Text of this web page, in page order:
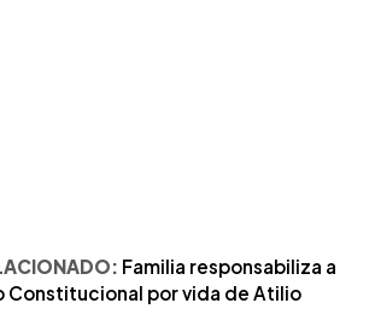
Familia responsabiliza a
Constitucional por vida de Atilio